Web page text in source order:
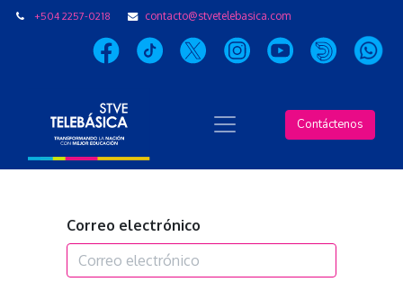
+504 2257-0218 contacto@stvetelebasica.com
Contáctenos
Correo electrónico